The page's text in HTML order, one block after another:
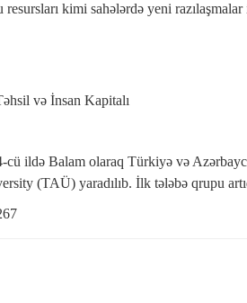
resursları kimi sahələrdə yeni razılaşmalar
və İnsan Kapitalı
ildə Balam olaraq Türkiyə və
(TAÜ) yaradılıb. İlk tələbə qrupu